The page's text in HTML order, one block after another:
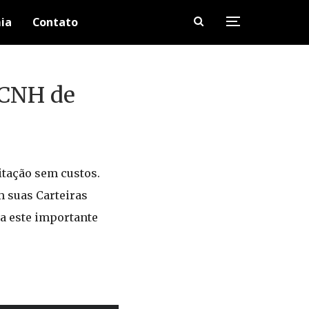
Contato
de
sem custos.
suas Carteiras
este importante